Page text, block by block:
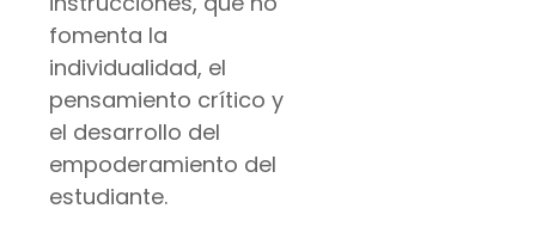
fomenta la
individualidad, el
pensamiento crítico y
el desarrollo del
empoderamiento del
estudiante.